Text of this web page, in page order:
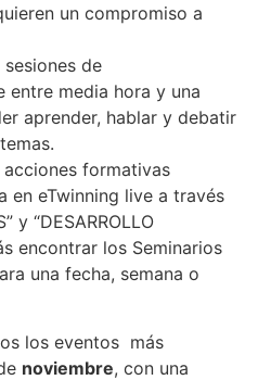
un compromiso a
sesiones de
entre media hora y una
aprender, hablar y debatir
formativas
en eTwinning live a través
y “DESARROLLO
encontrar los Seminarios
una fecha, semana o
los eventos más
noviembre, con una